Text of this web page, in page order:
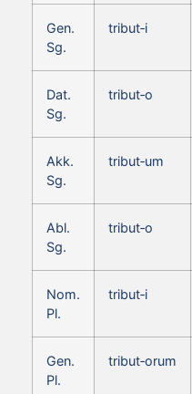
Gen.
Sg.
tribut‑i
Dat.
Sg.
tribut‑o
Akk.
Sg.
tribut‑um
Abl.
Sg.
tribut‑o
Nom.
Pl.
tribut‑i
Gen.
Pl.
tribut‑orum